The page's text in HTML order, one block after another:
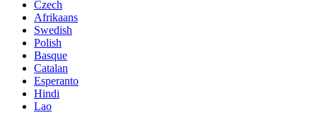
Czech
Afrikaans
Swedish
Polish
Basque
Catalan
Esperanto
Hindi
Lao